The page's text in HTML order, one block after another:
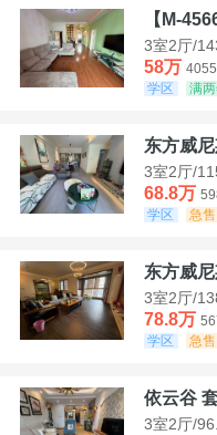
【M-
3室2厅/
58万
学区
满
东方威
3室2厅/
68.8万
学区
急售
东方威
3室2厅/
78.8万
学区
急售
依云谷
3室2厅/